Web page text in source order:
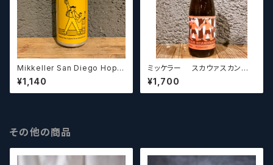
Mikkeller San Diego Hop
Opera IPA ミッケラー ホッ
プオペラIPA
¥1,140
ミッケラー スカウァスカンジ
ナ ビアベルリナー ヴァイセ シー
バックソーン／Mikkeller Sco
ur Scandinavia Berliner w/
¥1,700
その他の商品